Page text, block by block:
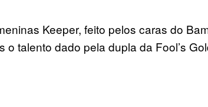
Keeper, feito pelos caras do
talento dado pela dupla da Fool’s